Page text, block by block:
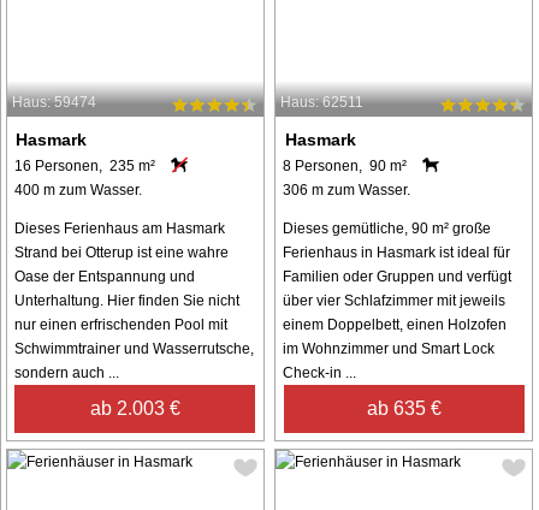
Haus: 59474
Hasmark
16 Personen, 235 m²
400 m zum Wasser.
Dieses Ferienhaus am Hasmark
Strand bei Otterup ist eine wahre
Oase der Entspannung und
Unterhaltung. Hier finden Sie nicht
nur einen erfrischenden Pool mit
Schwimmtrainer und Wasserrutsche,
sondern auch ...
ab 2.003 €
Haus: 62511
Hasmark
8 Personen, 90 m²
306 m zum Wasser.
Dieses gemütliche, 90 m² große
Ferienhaus in Hasmark ist ideal für
Familien oder Gruppen und verfügt
über vier Schlafzimmer mit jeweils
einem Doppelbett, einen Holzofen
im Wohnzimmer und Smart Lock
Check-in ...
ab 635 €